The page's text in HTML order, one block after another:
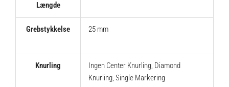
Længde
Grebstykkelse 25 mm
Knurling Ingen Center Knurling, Diamond
Knurling, Single Markering